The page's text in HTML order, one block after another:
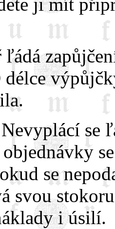
ľádá
délce
se
se
svou
i úsilí.